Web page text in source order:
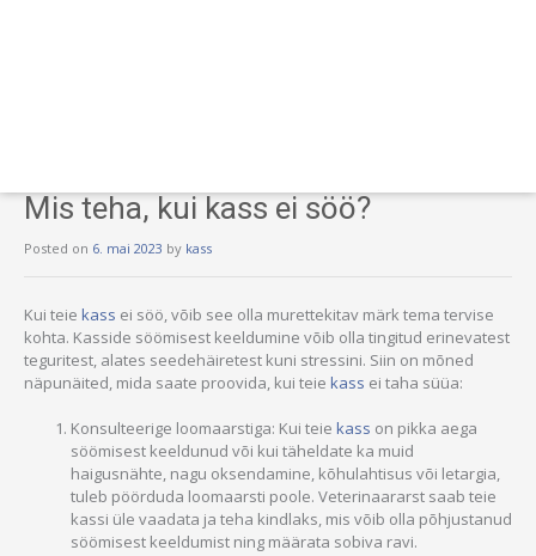
Mis teha, kui kass ei söö?
Posted on 6. mai 2023 by kass
Kui teie kass ei söö, võib see olla murettekitav märk tema tervise
kohta. Kasside söömisest keeldumine võib olla tingitud erinevatest
teguritest, alates seedehäiretest kuni stressini. Siin on mõned
näpunäited, mida saate proovida, kui teie kass ei taha süüa:
Konsulteerige loomaarstiga: Kui teie kass on pikka aega
söömisest keeldunud või kui täheldate ka muid
haigusnähte, nagu oksendamine, kõhulahtisus või letargia,
tuleb pöörduda loomaarsti poole. Veterinaararst saab teie
kassi üle vaadata ja teha kindlaks, mis võib olla põhjustanud
söömisest keeldumist ning määrata sobiva ravi.